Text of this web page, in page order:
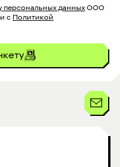
персональных данных ООО
с Политикой